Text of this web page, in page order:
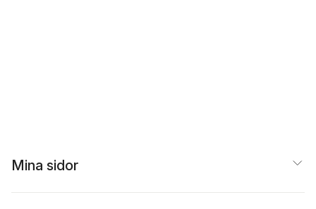
Mina sidor